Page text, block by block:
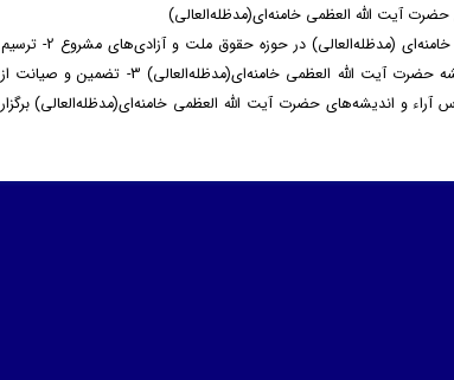
آیت الله العظمی خامنه‌ای(مدظله‌العالی)
با هدف 1- بازخوانی اندیشه‌ و سیره‌ حضرت آیت الله العظمی خامنه‌ای (مدظله‌العالی) در حوزه‌ حقوق ملت و آزادی‌های مشروع 2- ترسیم
نظام مطلوب حقوق ملت و آزادی‌های مشروع مبتنی بر اندیشه حضرت آیت الله العظمی خامنه‌ای(مدظله‌العالی) 3- تضمین و صیانت از
و اندیشه‌های حضرت آیت الله العظمی خامنه‌ای(مدظله‌العالی) برگزار